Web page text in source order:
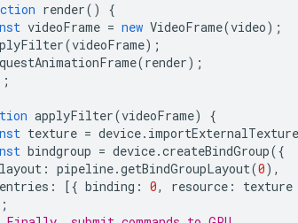
render()
{
videoFrame = new VideoFrame(video);
(videoFrame);
(render);
applyFilter(videoFrame)
{
texture = device. importExternalTexture
bindgroup = device.createBindGroup({
layout : pipeline.getBindGroupLayout(0),
entries : [{ binding : 0, resource : texture